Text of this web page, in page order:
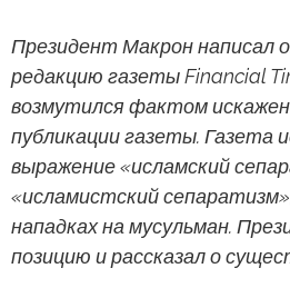
Президент Макрон написал
редакцию газеты Financial
возмутился фактом
публикации газеты. Газета
выражение «исламский
«исламистский
нападках на мусульман.
позицию и рассказал о